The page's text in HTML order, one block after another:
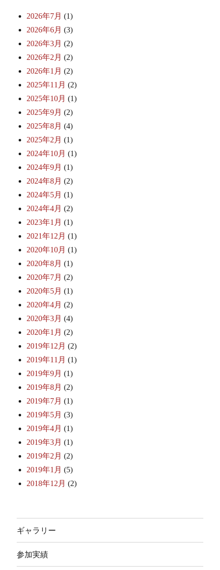
2026年7月 (1)
2026年6月 (3)
2026年3月 (2)
2026年2月 (2)
2026年1月 (2)
2025年11月 (2)
2025年10月 (1)
2025年9月 (2)
2025年8月 (4)
2025年2月 (1)
2024年10月 (1)
2024年9月 (1)
2024年8月 (2)
2024年5月 (1)
2024年4月 (2)
2023年1月 (1)
2021年12月 (1)
2020年10月 (1)
2020年8月 (1)
2020年7月 (2)
2020年5月 (1)
2020年4月 (2)
2020年3月 (4)
2020年1月 (2)
2019年12月 (2)
2019年11月 (1)
2019年9月 (1)
2019年8月 (2)
2019年7月 (1)
2019年5月 (3)
2019年4月 (1)
2019年3月 (1)
2019年2月 (2)
2019年1月 (5)
2018年12月 (2)
ギャラリー
参加実績